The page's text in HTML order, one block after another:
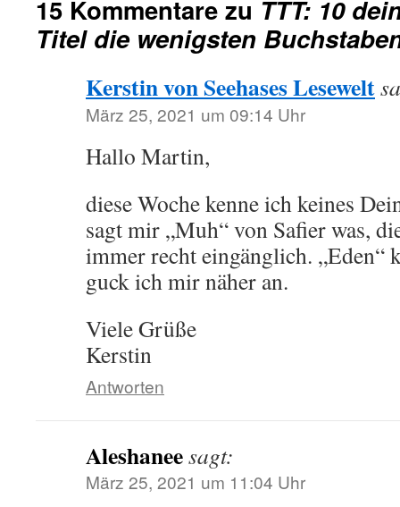
15 Kommentare zu TTT: 10
Titel die wenigsten
Kerstin von Seehases Lesewelt
März 25, 2021 um 09:14 Uhr
Hallo Martin,
diese Woche kenne ich keines
sagt mir „Muh“ von Safier was,
immer recht eingänglich. „Eden“
guck ich mir näher an.
Viele Grüße
Kerstin
Antworten
Aleshaneesagt:
März 25, 2021 um 11:04 Uhr